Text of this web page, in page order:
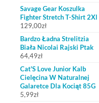
Savage Gear Koszulka
Fighter Stretch T-Shirt 2Xl
129,00zł
Bardzo Ładna Strelitzia
Biała Nicolai Rajski Ptak
64,49zł
Cat'S Love Junior Kalb
Cielęcina W Naturalnej
Galaretce Dla Kociąt 85G
5,99zł